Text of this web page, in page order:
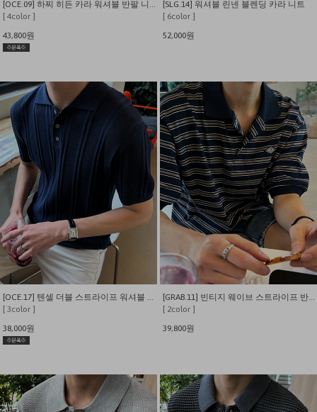
[ 4color ]
43,800원
[SLG.14] 워셔블 린넨 블렌딩 카라 니트
[ 6color ]
52,000원
[ 3color ]
38,000원
[ 2color ]
39,800원